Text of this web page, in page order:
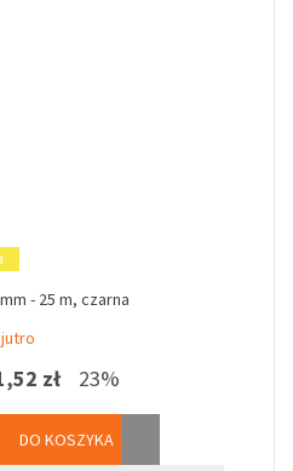
- 25 m, czarna
jutro
zł 23%
DO KOSZYKA